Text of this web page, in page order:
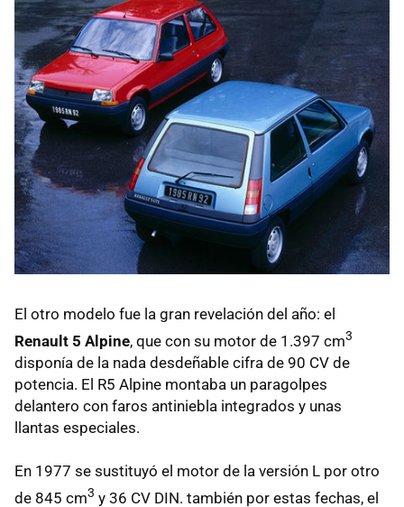
El otro modelo fue la gran revelación del año: el
Renault 5 Alpine, que con su motor de 1.397 cm3
disponía de la nada desdeñable cifra de 90 CV de
potencia. El R5 Alpine montaba un paragolpes
delantero con faros antiniebla integrados y unas
llantas especiales.
En 1977 se sustituyó el motor de la versión L por otro
de 845 cm3 y 36 CV DIN. también por estas fechas, el